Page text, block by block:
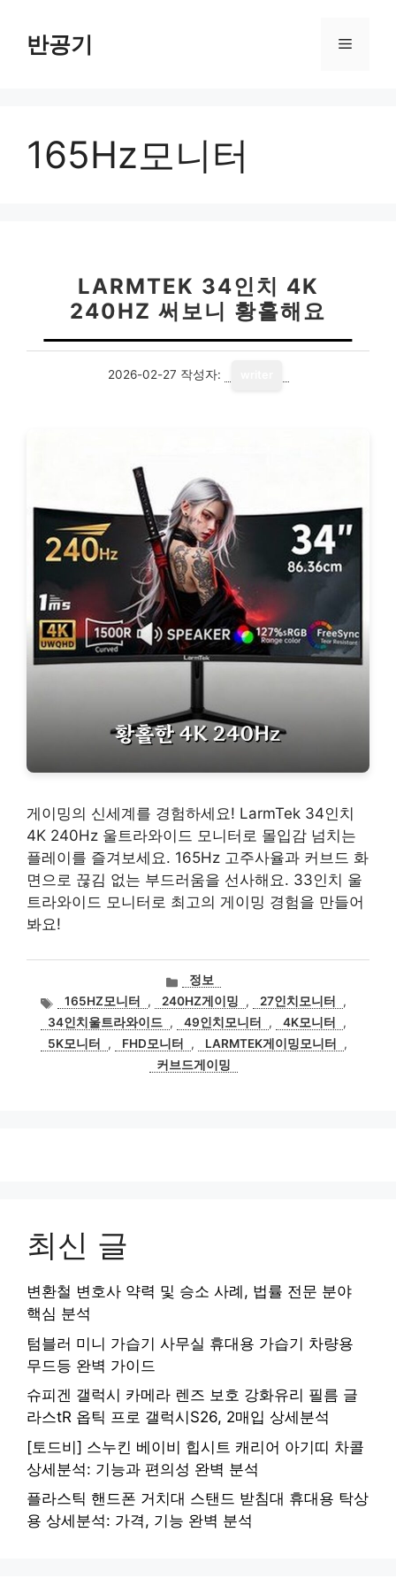
반공기 메
165Hz모니터
LARMTEK 34인치 4K
240HZ 써보니 황홀해요
2026-02-27 작성자:
게이밍의 신세계를 경험하세요! LarmTek 34인치
4K 240Hz 울트라와이드 모니터로 몰입감 넘치는
플레이를 즐겨보세요. 165Hz 고주사율과 커브드 화
면으로 끊김 없는 부드러움을 선사해요. 33인치 울
트라와이드 모니터로 최고의 게이밍 경험을 만들어
봐요!
카
테
고
리
정보
태
그
165HZ모니터 , 240HZ게이밍 , 27인치모니터
,
34인치울트라와이드 , 49인치모니터 , 4K모니터
,
5K모니터
, FHD모니터 , LARMTEK게이밍모니터
,
커브드게이밍
최신 글
변환철 변호사 약력 및 승소 사례, 법률 전문 분야
핵심 분석
텀블러 미니 가습기 사무실 휴대용 가습기 차량용
무드등 완벽 가이드
슈피겐 갤럭시 카메라 렌즈 보호 강화유리 필름 글
라스tR 옵틱 프로 갤럭시S26, 2매입 상세분석
[토드비] 스누킨 베이비 힙시트 캐리어 아기띠 차콜
상세분석: 기능과 편의성 완벽 분석
플라스틱 핸드폰 거치대 스탠드 받침대 휴대용 탁상
용 상세분석: 가격, 기능 완벽 분석